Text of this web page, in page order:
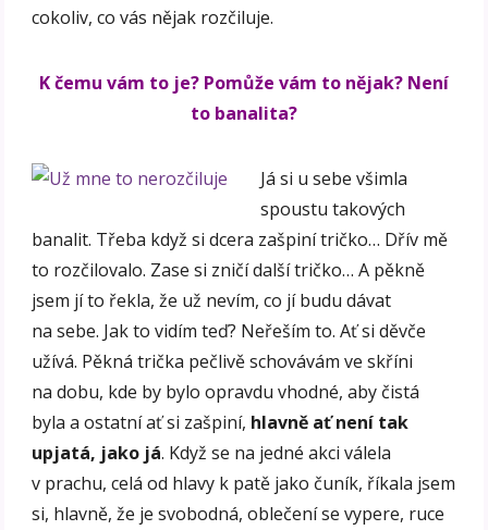
cokoliv, co vás nějak rozčiluje.
K čemu vám to je? Pomůže vám to nějak? Není
to banalita?
Já si u sebe všimla
spoustu takových
banalit. Třeba když si dcera zašpiní tričko… Dřív mě
to rozčilovalo. Zase si zničí další tričko… A pěkně
jsem jí to řekla, že už nevím, co jí budu dávat
na sebe. Jak to vidím teď? Neřeším to. Ať si děvče
užívá. Pěkná trička pečlivě schovávám ve skříni
na dobu, kde by bylo opravdu vhodné, aby čistá
byla a ostatní ať si zašpiní, hlavně ať není tak
upjatá, jako já. Když se na jedné akci válela
v prachu, celá od hlavy k patě jako čuník, říkala jsem
si, hlavně, že je svobodná, oblečení se vypere, ruce